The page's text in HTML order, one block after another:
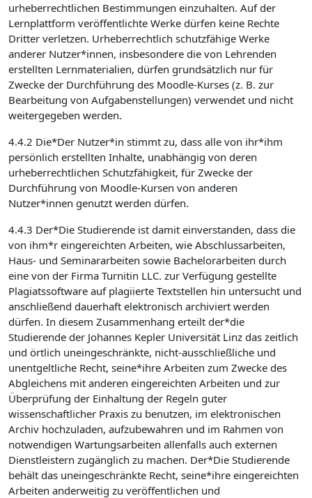
urheberrechtlichen Bestimmungen einzuhalten. Auf der
Lernplattform veröffentlichte Werke dürfen keine Rechte
Dritter verletzen. Urheberrechtlich schutzfähige Werke
anderer Nutzer*innen, insbesondere die von Lehrenden
erstellten Lernmaterialien, dürfen grundsätzlich nur für
Zwecke der Durchführung des Moodle-Kurses (z. B. zur
Bearbeitung von Aufgabenstellungen) verwendet und nicht
weitergegeben werden.
4.4.2 Die*Der Nutzer*in stimmt zu, dass alle von ihr*ihm
persönlich erstellten Inhalte, unabhängig von deren
urheberrechtlichen Schutzfähigkeit, für Zwecke der
Durchführung von Moodle-Kursen von anderen
Nutzer*innen genutzt werden dürfen.
4.4.3 Der*Die Studierende ist damit einverstanden, dass die
von ihm*r eingereichten Arbeiten, wie Abschlussarbeiten,
Haus- und Seminararbeiten sowie Bachelorarbeiten durch
eine von der Firma Turnitin LLC. zur Verfügung gestellte
Plagiatssoftware auf plagiierte Textstellen hin untersucht und
anschließend dauerhaft elektronisch archiviert werden
dürfen. In diesem Zusammenhang erteilt der*die
Studierende der Johannes Kepler Universität Linz das zeitlich
und örtlich uneingeschränkte, nicht-ausschließliche und
unentgeltliche Recht, seine*ihre Arbeiten zum Zwecke des
Abgleichens mit anderen eingereichten Arbeiten und zur
Überprüfung der Einhaltung der Regeln guter
wissenschaftlicher Praxis zu benutzen, im elektronischen
Archiv hochzuladen, aufzubewahren und im Rahmen von
notwendigen Wartungsarbeiten allenfalls auch externen
Dienstleistern zugänglich zu machen. Der*Die Studierende
behält das uneingeschränkte Recht, seine*ihre eingereichten
Arbeiten anderweitig zu veröffentlichen und